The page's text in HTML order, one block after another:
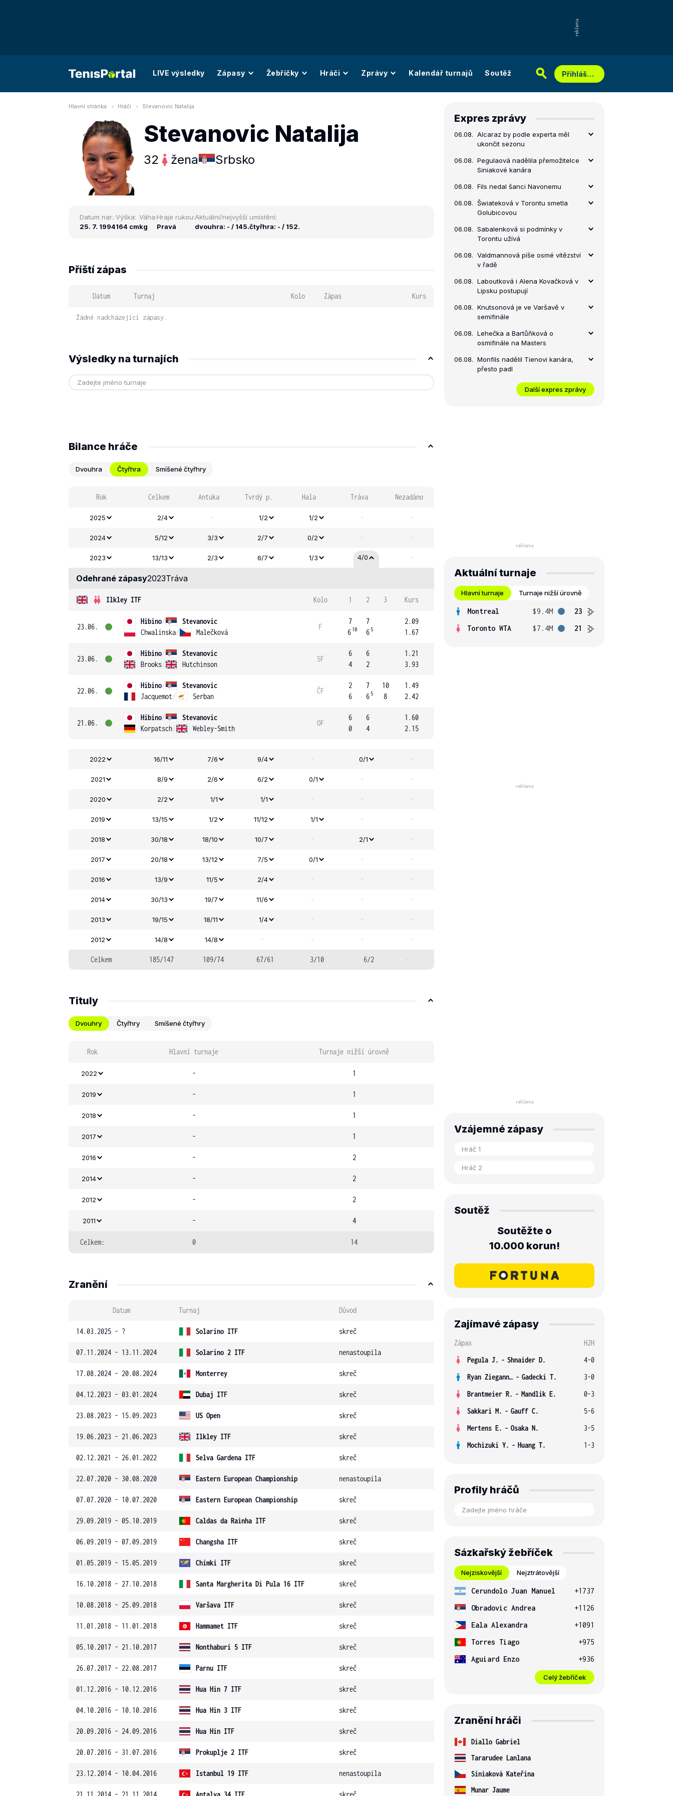
LIVE výsledky Zápasy Žebříčky Hráči Zprávy Kalendář turnajů Soutěž Přihlášení
Hlavní stránka Hráči Stevanovic Natalija
Stevanovic Natalija
32 žena Srbsko
Datum nar.:
25. 7. 1994
Výška:
164 cm
Váha:
kg
Hraje rukou:
Pravá
Aktuální/nejvyšší umístění:
dvouhra: - / 145.čtyřhra: - / 152.
Příští zápas
Datum Turnaj Kolo Zápas Kurs
Žádné nadcházející zápasy.
Výsledky na turnajích
Bilance hráče
Dvouhra Čtyřhra Smíšené čtyřhry
Rok Celkem Antuka Tvrdý p. Hala Tráva Nezadáno
2025 2/4 - 1/2 1/2 - -
2024 5/12 3/3 2/7 0/2 - -
2023 13/13 2/3 6/7 1/3 4/0 -
Odehrané zápasy2023Tráva
Ilkley ITF Kolo 1 2 3 Kurs
23.06.
Hibino/
Stevanovic
Chwalinska/ Malečková
F
7
6 10
7
6 5
2.09
1.67
23.06.
Hibino/
Stevanovic
Brooks/ Hutchinson
SF
6
4
6
2
1.21
3.93
22.06.
Hibino/
Stevanovic
Jacquemot/ Serban
ČF
2
6
7
6 5
10
8
1.49
2.42
21.06.
Hibino/
Stevanovic
Korpatsch/ Webley-Smith
OF
6
0
6
4
1.60
2.15
2022 16/11 7/6 9/4 - 0/1 -
2021 8/9 2/6 6/2 0/1 - -
2020 2/2 1/1 1/1 - - -
2019 13/15 1/2 11/12 1/1 - -
2018 30/18 18/10 10/7 - 2/1 -
2017 20/18 13/12 7/5 0/1 - -
2016 13/9 11/5 2/4 - - -
2014 30/13 19/7 11/6 - - -
2013 19/15 18/11 1/4 - - -
2012 14/8 14/8 - - - -
Celkem 185/147 109/74 67/61 3/10 6/2 -
Tituly
Dvouhry Čtyřhry Smíšené čtyřhry
Rok Hlavní turnaje Turnaje nižší úrovně
2022 - 1
2019 - 1
2018 - 1
2017 - 1
2016 - 2
2014 - 2
2012 - 2
2011 - 4
Celkem: 0 14
Zranění
Datum Turnaj Důvod
14.03.2025 - ? Solarino ITF skreč
07.11.2024 - 13.11.2024 Solarino 2 ITF nenastoupila
17.08.2024 - 20.08.2024 Monterrey skreč
04.12.2023 - 03.01.2024 Dubaj ITF skreč
23.08.2023 - 15.09.2023 US Open skreč
19.06.2023 - 21.06.2023 Ilkley ITF skreč
02.12.2021 - 26.01.2022 Selva Gardena ITF skreč
22.07.2020 - 30.08.2020 Eastern European Championship nenastoupila
07.07.2020 - 10.07.2020 Eastern European Championship skreč
29.09.2019 - 05.10.2019 Caldas da Rainha ITF skreč
06.09.2019 - 07.09.2019 Changsha ITF skreč
01.05.2019 - 15.05.2019 Chimki ITF skreč
16.10.2018 - 27.10.2018 Santa Margherita Di Pula 16 ITF skreč
10.08.2018 - 25.09.2018 Varšava ITF skreč
11.01.2018 - 11.01.2018 Hammamet ITF skreč
05.10.2017 - 21.10.2017 Nonthaburi 5 ITF skreč
26.07.2017 - 22.08.2017 Parnu ITF skreč
01.12.2016 - 10.12.2016 Hua Hin 7 ITF skreč
04.10.2016 - 10.10.2016 Hua Hin 3 ITF skreč
20.09.2016 - 24.09.2016 Hua Hin ITF skreč
20.07.2016 - 31.07.2016 Prokuplje 2 ITF skreč
23.12.2014 - 10.04.2016 Istanbul 19 ITF nenastoupila
21.11.2014 - 21.11.2014 Antalya 34 ITF skreč
Expres zprávy
06.08. Alcaraz by podle experta měl
ukončit sezonu
06.08. Pegulaová nadělila přemožitelce
Siniakové kanára
06.08. Fils nedal šanci Navonemu
06.08. Šwiateková v Torontu smetla
Golubicovou
06.08. Sabalenková si podmínky v
Torontu užívá
06.08. Valdmannová píše osmé vítězství
v řadě
06.08. Laboutková i Alena Kovačková v
Lipsku postupují
06.08. Knutsonová je ve Varšavě v
semifinále
06.08. Lehečka a Bartůňková o
osmifinále na Masters
06.08. Monfils nadělil Tienovi kanára,
přesto padl
Další expres zprávy
Aktuální turnaje
Hlavní turnaje Turnaje nižší úrovně
Montreal $9.4M
23
Toronto WTA
$7.4M 21
Vzájemné zápasy
Soutěž
Soutěžte o
10.000 korun!
Zajímavé zápasy
Zápas
H2H
Pegula J. - Shnaider D.
4-0
Ryan Ziegann S. - Gadecki T.
3-0
Brantmeier R. - Mandlik E.
0-3
Sakkari M. - Gauff C.
5-6
Mertens E. - Osaka N.
3-5
Mochizuki Y. - Huang T. 1-3
Profily hráčů
Sázkařský žebříček
Nejziskovější Nejztrátovější
Cerundolo Juan Manuel
+1737
Obradovic Andrea
+1126
Eala Alexandra
+1091
Torres Tiago
+975
Aguiard Enzo
+936
Celý žebříček
Zranění hráči
Diallo Gabriel
Tararudee Lanlana
Siniaková Kateřina
Munar Jaume